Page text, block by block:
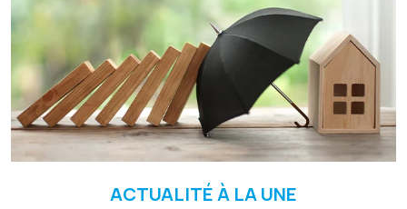
ACTUALITÉ À LA UNE